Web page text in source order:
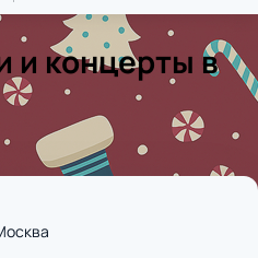
и концерты в